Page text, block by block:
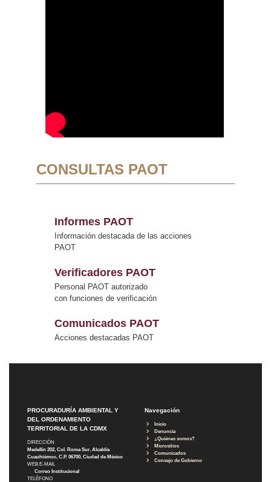
CONSULTAS PAOT
Informes PAOT
Información destacada de las acciones
PAOT
Verificadores PAOT
Personal PAOT autorizado
con funciones de verificación
Comunicados PAOT
Acciones destacadas PAOT
PROCURADURÍA AMBIENTAL Y
DEL ORDENAMIENTO
TERRITORIAL DE LA CDMX
DIRECCIÓN
Medellín 202, Col. Roma Sur, Alcaldía
Cuauhtémoc, C.P. 06700, Ciudad de México
WEB E-MAIL
Correo Institucional
TELÉFONO
Navegación
Inicio
Denuncia
¿Quiénes somos?
Micrositios
Comunicados
Consejo de Gobierno